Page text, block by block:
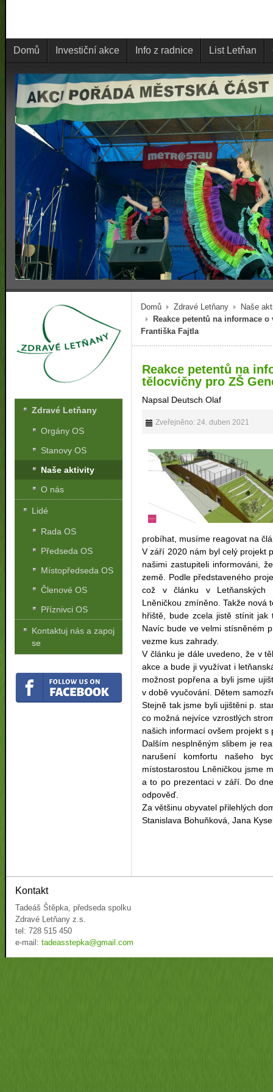
Domů Investiční akce Info z radnice List Letňan
Domů Zdravé Letňany
Naše
Reakce petentů na informace
Františka Fajtla
Reakce petentů na
tělocvičny pro ZŠ
Napsal Deutsch Olaf
Zveřejněno: 24. duben 2021
probíhat, musíme reagovat na
V září 2020 nám byl celý projekt
našimi zastupiteli informováni,
země. Podle představeného
což v článku v Letňanských
Lněničkou zmíněno. Takže nová
hřiště, bude zcela jistě stínit
Navíc bude ve velmi stísněném
vezme kus zahrady.
V článku je dále uvedeno, že v
akce a bude ji využívat i
možnost popřena a byli jsme
v době vyučování. Dětem
Stejně tak jsme byli ujištěni p.
co možná nejvíce vzrostlých
našich informací ovšem projekt s
Dalším nesplněným slibem je
narušení komfortu našeho
místostarostou Lněničkou jsme
a to po prezentaci v září. Do
odpověď.
Za většinu obyvatel přilehlých
Stanislava Bohuňková, Jana
Zdravé Letňany
Orgány OS
Stanovy OS
Naše aktivity
O nás
Lidé
Rada OS
Předseda OS
Místopředseda OS
Členové OS
Příznivci OS
Kontaktuj nás a zapoj
se
Kontakt
Tadeáš Štěpka, předseda spolku
Zdravé Letňany z.s.
tel: 728 515 450
e-mail: tadeasstepka@gmail.com